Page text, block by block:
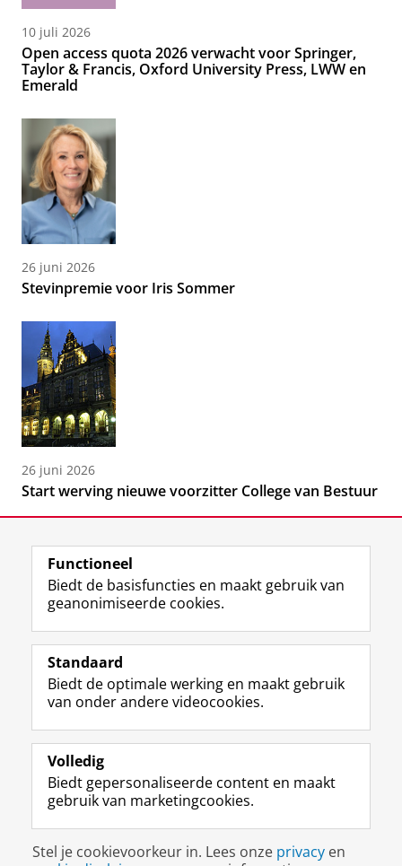
10 juli 2026
Open access quota 2026 verwacht voor Springer,
Taylor & Francis, Oxford University Press, LWW en
Emerald
26 juni 2026
Stevinpremie voor Iris Sommer
26 juni 2026
Start werving nieuwe voorzitter College van Bestuur
Volg de RUG
F
a
e
b
o
p
a
i
n
L
i
k
e
I
-
p
g
i
R
S
-
f
e
R
k
s
I
n
t
r
m
c
c
Y
o
T
e
k
a
a
Studiekiezers
Alumni
Over ons
Disclaimer & Copyright
Inloggen
Functioneel
Biedt de basisfuncties en maakt gebruik van
geanonimiseerde cookies.
Standaard
Biedt de optimale werking en maakt gebruik
van onder andere videocookies.
Volledig
Biedt gepersonaliseerde content en maakt
gebruik van marketingcookies.
Stel je cookievoorkeur in. Lees onze privacy en